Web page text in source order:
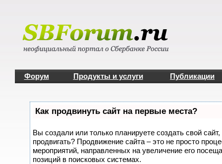
Форум Продукты и услуги Публикации
Как продвинуть сайт на первые места?
Вы создали или только планируете создать свой сайт,
продвигать? Продвижение сайта – это не просто
мероприятий, направленных на увеличение его
позиций в поисковых системах.